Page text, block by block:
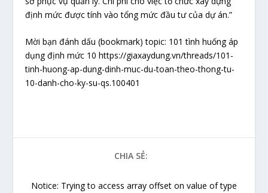
định mức được tính vào tổng mức đầu tư của dự án.”
Mời bạn đánh dấu (bookmark) topic: 101 tình huống áp
dụng định mức 10 https://giaxaydung.vn/threads/101-
tinh-huong-ap-dung-dinh-muc-du-toan-theo-thong-tu-
10-danh-cho-ky-su-qs.100401
CHIA SẺ:
Notice: Trying to access array offset on value of type